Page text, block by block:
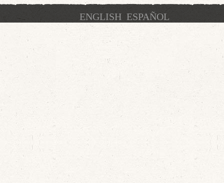
ENGLISH ESPAÑOL